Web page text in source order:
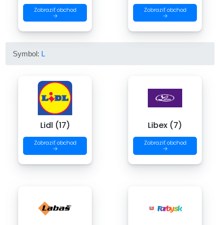
Zobraziť obchod
→
Zobraziť obchod
→
Symbol: L
Lidl (17)
Zobraziť obchod
→
Libex (7)
Zobraziť obchod
→